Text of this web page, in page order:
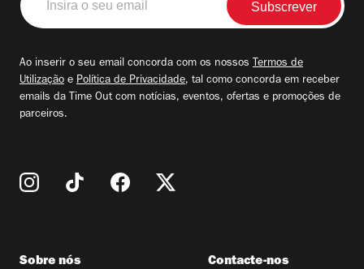
o
seu
Ao inserir o seu email concorda com os nossos Termos de
Utilização e Política de Privacidade, tal como concorda em receber
emails da Time Out com notícias, eventos, ofertas e promoções de
parceiros.
Sobre nós Contacte-nos